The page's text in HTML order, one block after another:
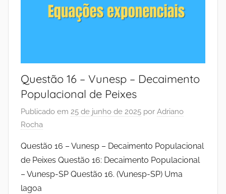
Questão 16 – Vunesp – Decaimento
Populacional de Peixes
Publicado em 25 de junho de 2025 por Adriano
Rocha
Questão 16 – Vunesp – Decaimento Populacional
de Peixes Questão 16: Decaimento Populacional
– Vunesp-SP Questão 16. (Vunesp-SP) Uma
lagoa